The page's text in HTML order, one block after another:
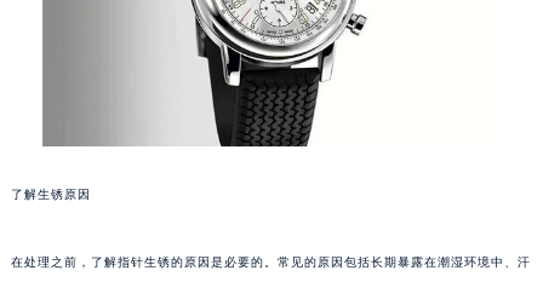
了解生锈原因
在处理之前，了解指针生锈的原因是必要的。常见的原因包括长期暴露在潮湿环境中、汗